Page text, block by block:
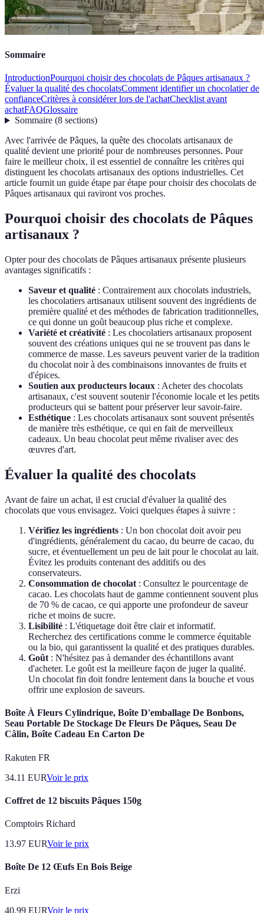
Sommaire
IntroductionPourquoi choisir des chocolats de Pâques artisanaux ?
Évaluer la qualité des chocolatsComment identifier un chocolatier de
confianceCritères à considérer lors de l'achatChecklist avant
achatFAQGlossaire
Sommaire(8 sections)
Avec l'arrivée de Pâques, la quête des chocolats artisanaux de
qualité devient une priorité pour de nombreuses personnes. Pour
faire le meilleur choix, il est essentiel de connaître les critères qui
distinguent les chocolats artisanaux des options industrielles. Cet
article fournit un guide étape par étape pour choisir des chocolats de
Pâques artisanaux qui raviront vos proches.
Pourquoi choisir des chocolats de Pâques
artisanaux ?
Opter pour des chocolats de Pâques artisanaux présente plusieurs
avantages significatifs :
Saveur et qualité : Contrairement aux chocolats industriels,
les chocolatiers artisanaux utilisent souvent des ingrédients de
première qualité et des méthodes de fabrication traditionnelles,
ce qui donne un goût beaucoup plus riche et complexe.
Variété et créativité : Les chocolatiers artisanaux proposent
souvent des créations uniques qui ne se trouvent pas dans le
commerce de masse. Les saveurs peuvent varier de la tradition
du chocolat noir à des combinaisons innovantes de fruits et
d'épices.
Soutien aux producteurs locaux : Acheter des chocolats
artisanaux, c'est souvent soutenir l'économie locale et les petits
producteurs qui se battent pour préserver leur savoir-faire.
Esthétique : Les chocolats artisanaux sont souvent présentés
de manière très esthétique, ce qui en fait de merveilleux
cadeaux. Un beau chocolat peut même rivaliser avec des
œuvres d'art.
Évaluer la qualité des chocolats
Avant de faire un achat, il est crucial d'évaluer la qualité des
chocolats que vous envisagez. Voici quelques étapes à suivre :
Vérifiez les ingrédients : Un bon chocolat doit avoir peu
d'ingrédients, généralement du cacao, du beurre de cacao, du
sucre, et éventuellement un peu de lait pour le chocolat au lait.
Évitez les produits contenant des additifs ou des
conservateurs.
Consommation de chocolat : Consultez le pourcentage de
cacao. Les chocolats haut de gamme contiennent souvent plus
de 70 % de cacao, ce qui apporte une profondeur de saveur
riche et moins de sucre.
Lisibilité : L'étiquetage doit être clair et informatif.
Recherchez des certifications comme le commerce équitable
ou la bio, qui garantissent la qualité et des pratiques durables.
Goût : N'hésitez pas à demander des échantillons avant
d'acheter. Le goût est la meilleure façon de juger la qualité.
Un chocolat fin doit fondre lentement dans la bouche et vous
offrir une explosion de saveurs.
Boîte À Fleurs Cylindrique, Boîte D'emballage De Bonbons,
Seau Portable De Stockage De Fleurs De Pâques, Seau De
Câlin, Boîte Cadeau En Carton De
Rakuten FR
34.11 EURVoir le prix
Coffret de 12 biscuits Pâques 150g
Comptoirs Richard
13.97 EURVoir le prix
Boîte De 12 Œufs En Bois Beige
Erzi
40.99 EURVoir le prix